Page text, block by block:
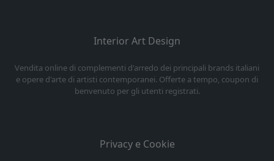
Interior Art Design
Vendita online di complementi d'arredo dei principali brands italiani
e opere d'arte di artisti contemporanei. Offerte a tempo, coupon di
benvenuto per gli utenti registrati.
Privacy e Cookie